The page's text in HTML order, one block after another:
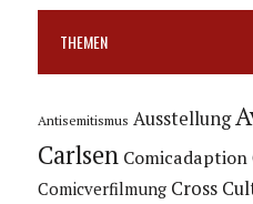
THEMEN
Antisemitismus Ausstellung
Carlsen Comicadaption
Comicverfilmung Cross